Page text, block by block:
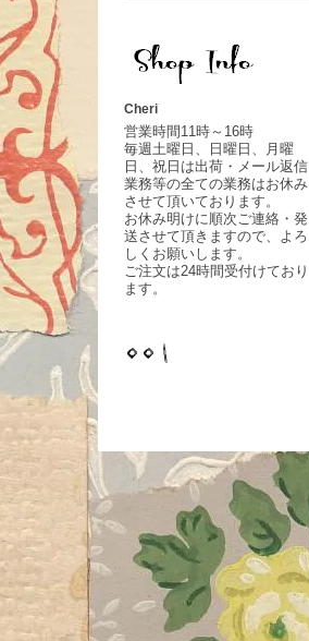
Cheri
営業時間11時～16時
毎週土曜日、日曜日、月曜
日、祝日は出荷・メール返信
業務等の全ての業務はお休み
させて頂いております。
お休み明けに順次ご連絡・発
送させて頂きますので、よろ
しくお願いします。
ご注文は24時間受付けており
ます。